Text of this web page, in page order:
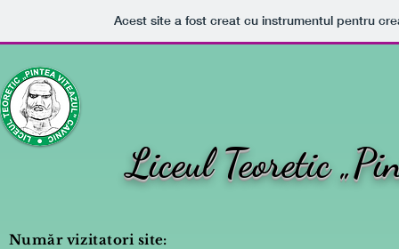
Acest site a fost creat cu instrumentul pentru
Liceul Teoretic
Număr vizitatori site: